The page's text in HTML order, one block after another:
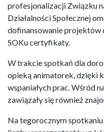
profesjonalizacji Związku
Działalności Społecznej
dofinansowanie projektów
SOKu certyfikaty.
W trakcie spotkań dla
opieką animatorek, dzięki
wspaniałych prac. Wśród
zawiązały się również
Na tegorocznym